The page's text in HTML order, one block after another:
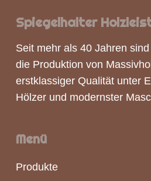
Spiegelhalter
Seit mehr als 40 Jahren
die Produktion von
erstklassiger Qualität unter
Hölzer und modernster
Menü
Produkte